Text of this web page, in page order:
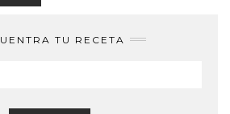
TU RECETA